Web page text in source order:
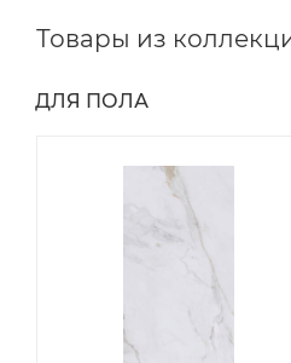
Товары из
ДЛЯ ПОЛА